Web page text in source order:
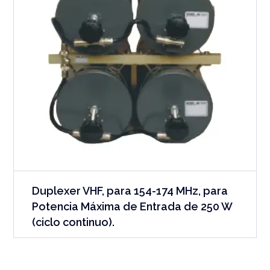
Duplexer VHF, para 154-174 MHz, para
Potencia Máxima de Entrada de 250 W
(ciclo continuo).